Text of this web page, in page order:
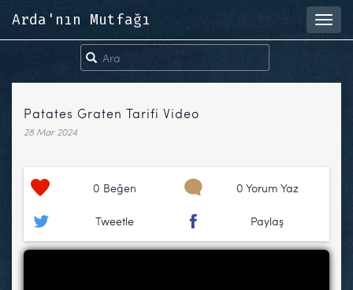
Arda'nın Mutfağı
Patates Graten Tarifi Video
28 Mar 2024
0 Beğen 0 Yorum Yaz
Tweetle Paylaş